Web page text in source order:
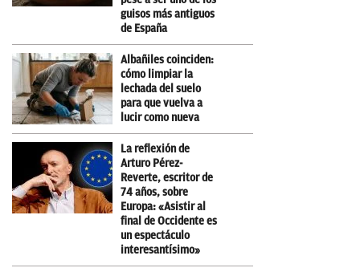
guisos más antiguos
de España
Albañiles coinciden:
cómo limpiar la
lechada del suelo
para que vuelva a
lucir como nueva
La reflexión de
Arturo Pérez-
Reverte, escritor de
74 años, sobre
Europa: «Asistir al
final de Occidente es
un espectáculo
interesantísimo»